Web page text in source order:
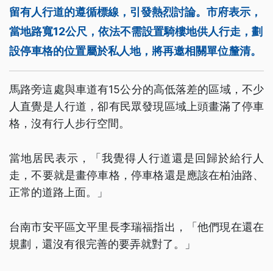
留有人行道的遵循標線，引發熱烈討論。市府表示，
當地路寬12公尺，依法不需設置騎樓地供人行走，劃
設停車格的位置屬於私人地，將再邀相關單位釐清。
馬路旁這處與車道有15公分的高低落差的區域，不少
人直覺是人行道，卻有民眾發現區域上頭畫滿了停車
格，沒有行人步行空間。
當地居民表示，「我覺得人行道還是回歸於給行人
走，不要就是畫停車格，停車格還是應該在柏油路、
正常的道路上面。」
台南市安平區文平里長李瑞福指出，「他們現在還在
規劃，還沒有很完善的要弄就對了。」